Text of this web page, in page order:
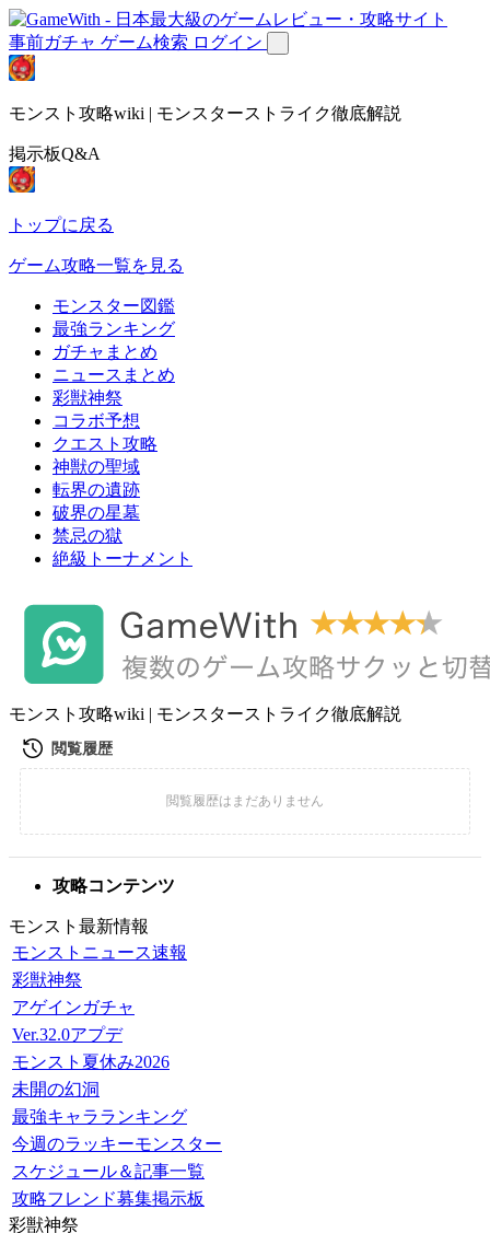
事前ガチャ ゲーム検索 ログイン
モンスト攻略wiki | モンスターストライク徹底解説
掲示板Q&A
トップに戻る
ゲーム攻略一覧を見る
モンスター図鑑
最強ランキング
ガチャまとめ
ニュースまとめ
彩獣神祭
コラボ予想
クエスト攻略
神獣の聖域
転界の遺跡
破界の星墓
禁忌の獄
絶級トーナメント
モンスト攻略wiki | モンスターストライク徹底解説
攻略コンテンツ
モンスト最新情報
モンストニュース速報
彩獣神祭
アゲインガチャ
Ver.32.0アプデ
モンスト夏休み2026
未開の幻洞
最強キャラランキング
今週のラッキーモンスター
スケジュール＆記事一覧
攻略フレンド募集掲示板
彩獣神祭